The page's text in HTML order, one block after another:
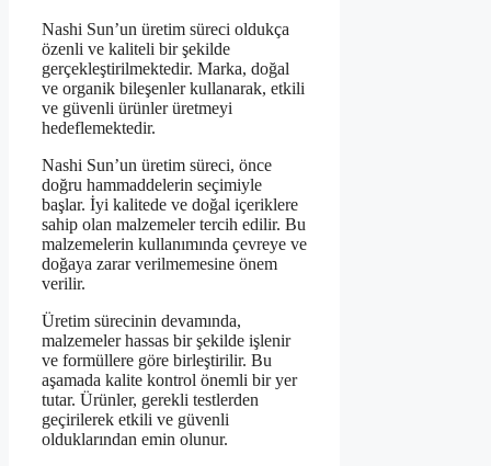
Nashi Sun’un üretim süreci oldukça
özenli ve kaliteli bir şekilde
gerçekleştirilmektedir. Marka, doğal
ve organik bileşenler kullanarak, etkili
ve güvenli ürünler üretmeyi
hedeflemektedir.
Nashi Sun’un üretim süreci, önce
doğru hammaddelerin seçimiyle
başlar. İyi kalitede ve doğal içeriklere
sahip olan malzemeler tercih edilir. Bu
malzemelerin kullanımında çevreye ve
doğaya zarar verilmemesine önem
verilir.
Üretim sürecinin devamında,
malzemeler hassas bir şekilde işlenir
ve formüllere göre birleştirilir. Bu
aşamada kalite kontrol önemli bir yer
tutar. Ürünler, gerekli testlerden
geçirilerek etkili ve güvenli
olduklarından emin olunur.